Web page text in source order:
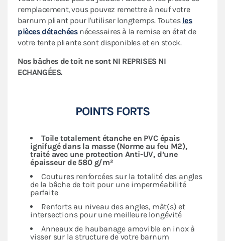
remplacement, vous pouvez remettre à neuf votre
barnum pliant pour l'utiliser longtemps. Toutes les
pièces détachéesnécessaires à la remise en état de
votre tente pliante sont disponibles et en stock.
Nos bâches de toit ne sont NI REPRISES NI
ECHANGÉES.
POINTS FORTS
Toile totalement étanche en PVC épais
ignifugé dans la masse (Norme au feu M2),
traité avec une protection Anti-UV, d’une
épaisseur de 580 g/m²
Coutures renforcées sur la totalité des angles
de la bâche de toit pour une imperméabilité
parfaite
Renforts au niveau des angles, mât(s) et
intersections pour une meilleure longévité
Anneaux de haubanage amovible en inox à
visser sur la structure de votre barnum